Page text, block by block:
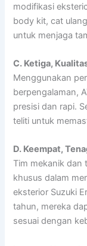
modifikasi
body kit, cat
untuk menjaga
C. Ketiga,
Menggunakan
berpengalaman,
presisi dan rapi.
teliti untuk
D. Keempat,
Tim mekanik dan
khusus dalam
eksterior Suzuki
tahun, mereka
sesuai dengan